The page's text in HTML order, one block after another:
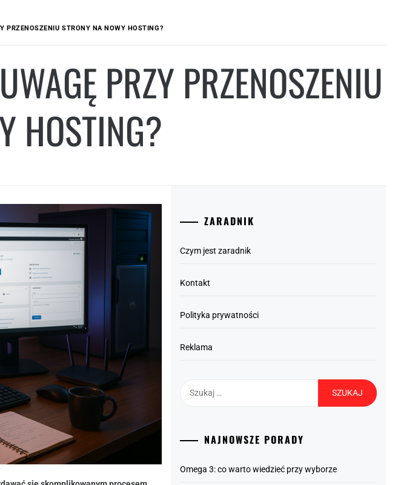
PRZENOSZENIU STRONY NA NOWY HOSTING?
PRZY PRZENOSZENIU
HOSTING?
ZARADNIK
Czym jest zaradnik
Kontakt
Polityka prywatności
Reklama
NAJNOWSZE PORADY
Omega 3: co warto wiedzieć przy wyborze